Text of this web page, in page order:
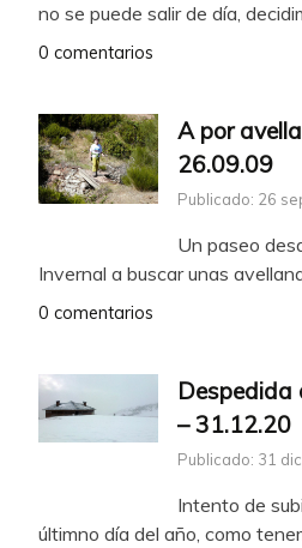
no se puede salir de día,
0 comentarios
A por
26.09.09
Publicado: 26
Un paseo
Invernal a buscar unas
0 comentarios
Despedida
– 31.12.20
Publicado: 31
Intento de
últimno día del año, como